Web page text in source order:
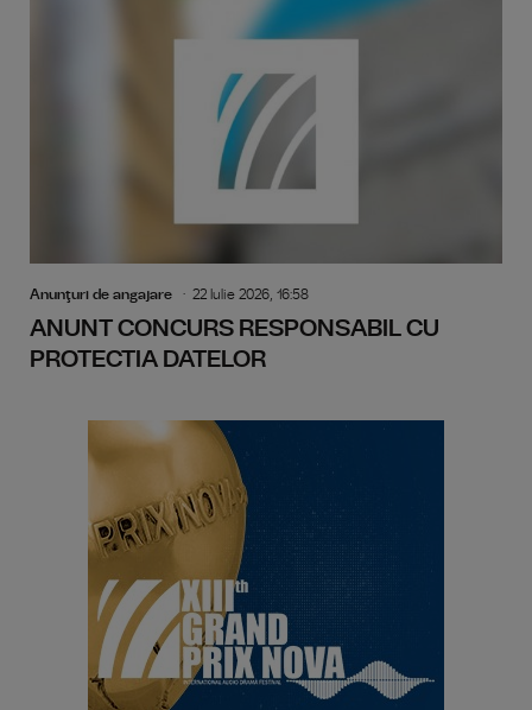
Anunţuri de angajare 22 Iulie 2026, 16:58
ANUNT CONCURS RESPONSABIL CU
PROTECTIA DATELOR